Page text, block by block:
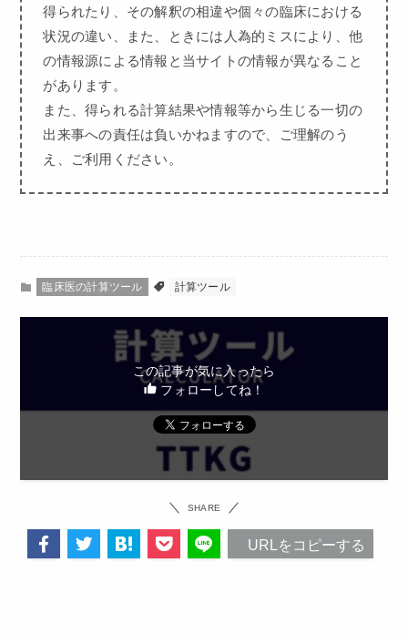
得られたり、その解釈の相違や個々の臨床における
状況の違い、また、ときには人為的ミスにより、他
の情報源による情報と当サイトの情報が異なること
があります。
また、得られる計算結果や情報等から生じる一切の
出来事への責任は負いかねますので、ご理解のう
え、ご利用ください。
臨床医の計算ツール 計算ツール
この記事が気に入ったら
フォローしてね！
SHARE
URLをコピーする